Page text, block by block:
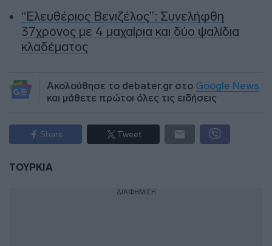
“Ελευθέριος Βενιζέλος”: Συνελήφθη
37χρονος με 4 μαχαίρια και δύο ψαλίδια
κλαδέματος
Ακολούθησε το debater.gr στο Google News
και μάθετε πρώτοι όλες τις ειδήσεις
Share Tweet
ΤΟΥΡΚΙΑ
ΔΙΑΦΗΜΙΣΗ